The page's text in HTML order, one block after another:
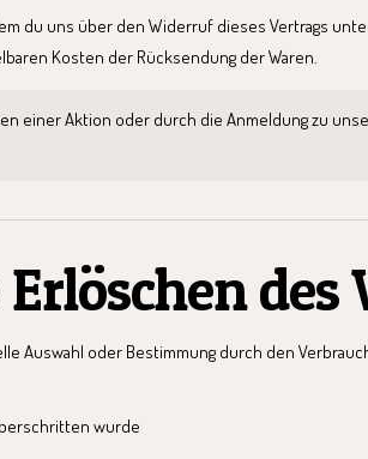
du uns über den Widerruf dieses Vertrags
Kosten der Rücksendung der Waren.
einer Aktion oder durch die Anmeldung zu
Auswahl oder Bestimmung durch den
wurde